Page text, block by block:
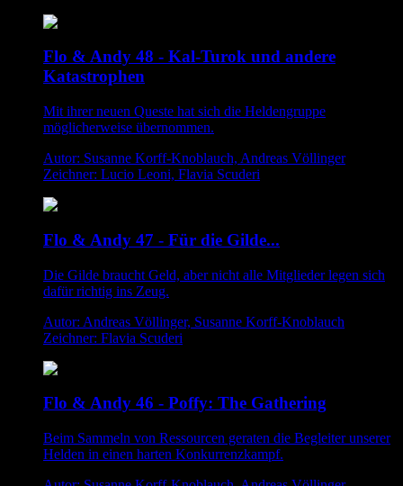
Flo & Andy 48 - Kal-Turok und andere
Katastrophen
Mit ihrer neuen Queste hat sich die Heldengruppe
möglicherweise übernommen.
Autor: Susanne Korff-Knoblauch, Andreas Völlinger
Zeichner: Lucio Leoni, Flavia Scuderi
Flo & Andy 47 - Für die Gilde...
Die Gilde braucht Geld, aber nicht alle Mitglieder legen sich
dafür richtig ins Zeug.
Autor: Andreas Völlinger, Susanne Korff-Knoblauch
Zeichner: Flavia Scuderi
Flo & Andy 46 - Poffy: The Gathering
Beim Sammeln von Ressourcen geraten die Begleiter unserer
Helden in einen harten Konkurrenzkampf.